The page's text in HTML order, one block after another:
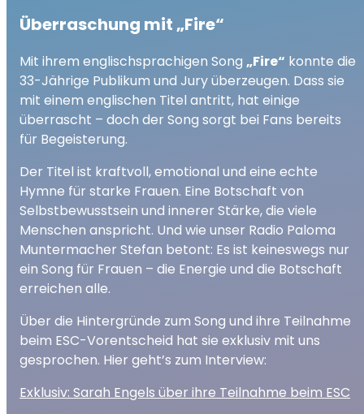
Überraschung mit „Fire“
Mit ihrem englischsprachigen Song „Fire“ konnte die
33-Jährige Publikum und Jury überzeugen. Dass sie
mit einem englischen Titel antritt, hat einige
überrascht – doch der Song sorgt bei Fans bereits
für Begeisterung.
Der Titel ist kraftvoll, emotional und eine echte
Hymne für starke Frauen. Eine Botschaft von
Selbstbewusstsein und innerer Stärke, die viele
Menschen anspricht. Und wie unser Radio Paloma
Muntermacher Stefan betont: Es ist keineswegs nur
ein Song für Frauen – die Energie und die Botschaft
erreichen alle.
Über die Hintergründe zum Song und ihre Teilnahme
beim ESC-Vorentscheid hat sie exklusiv mit uns
gesprochen. Hier geht’s zum Interview:
Exklusiv: Sarah Engels über ihre Teilnahme beim ESC